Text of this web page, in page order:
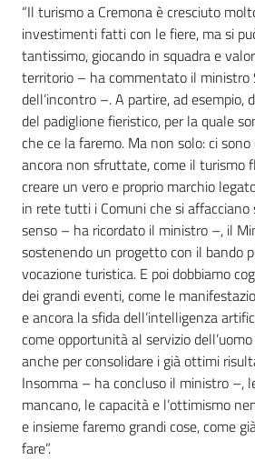
“Il turismo a Cremona è cresciuto
investimenti fatti con le fiere, ma si
tantissimo, giocando in squadra e
territorio – ha commentato il ministro
dell’incontro –. A partire, ad esempio,
del padiglione fieristico, per la quale
che ce la faremo. Ma non solo: ci
ancora non sfruttate, come il turismo
creare un vero e proprio marchio
in rete tutti i Comuni che si affacciano
senso – ha ricordato il ministro –, il
sostenendo un progetto con il bando
vocazione turistica. E poi dobbiamo
dei grandi eventi, come le
e ancora la sfida dell’intelligenza
come opportunità al servizio
anche per consolidare i già ottimi
Insomma – ha concluso il ministro –,
mancano, le capacità e l’ottimismo
e insieme faremo grandi cose, come
fare”.